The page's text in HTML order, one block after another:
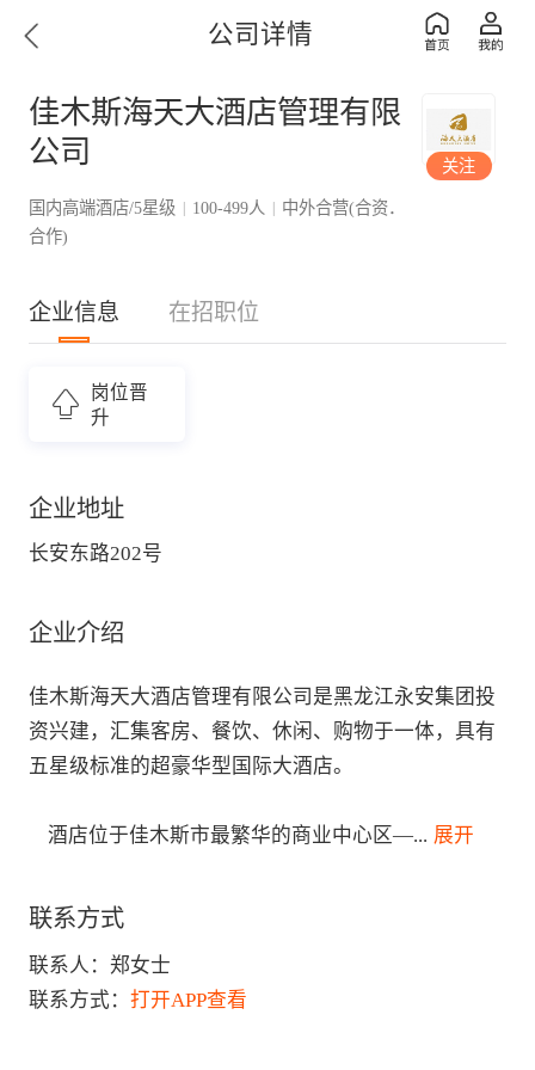
公司详情
佳木斯海天大酒店管理有限
公司
国内高端酒店/5星级 | 100-499人 | 中外合营(合资．
合作)
关注
企业信息 在招职位
岗位晋
升
企业地址
长安东路202号
企业介绍
佳木斯海天大酒店管理有限公司是黑龙江永安集团投
资兴建，汇集客房、餐饮、休闲、购物于一体，具有
五星级标准的超豪华型国际大酒店。
酒店位于佳木斯市最繁华的商业中心区—... 展开
联系方式
联系人： 郑女士
联系方式： 打开APP查看